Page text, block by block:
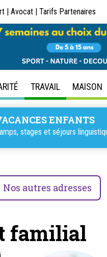
| Avocat | Tarifs Partenaires
TRAVAIL MAISON
ENFANTS
stages et séjours
Nos autres adresses
familial